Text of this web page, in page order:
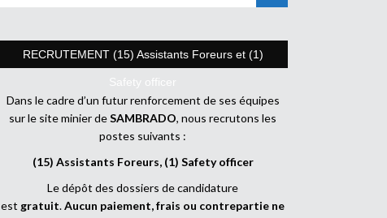
RECRUTEMENT (15) Assistants Foreurs et (1)
Safety officer
Dans le cadre d’un futur renforcement de ses équipes
sur le site minier deSAMBRADO, nous recrutons les
postes suivants :
(15) Assistants Foreurs, (1) Safety officer
Le dépôt des dossiers de candidature
est gratuit.Aucun paiement, frais ou contrepartie ne